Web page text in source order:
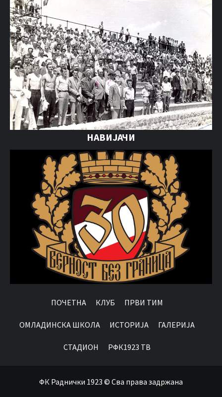
НАВИЈАЧИ
ПОЧЕТНА КЛУБ ПРВИ ТИМ
OМЛАДИНСКА ШКОЛА ИСТОРИЈА ГАЛЕРИЈА
СТАДИОН РФК1923 ТВ
ФК Раднички 1923 © Сва права задржана